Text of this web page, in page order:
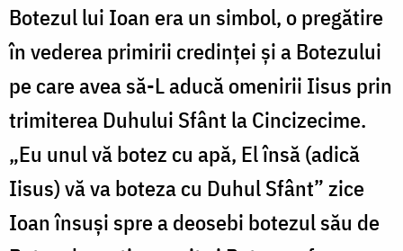
Botezul lui Ioan era un simbol, o pregătire
în vederea primirii credinţei şi a Botezului
pe care avea să-L aducă omenirii Iisus prin
trimiterea Duhului Sfânt la Cincizecime.
„Eu unul vă botez cu apă, El însă (adică
Iisus) vă va boteza cu Duhul Sfânt” zice
Ioan însuşi spre a deosebi botezul său de